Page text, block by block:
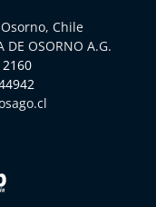
Chile
DE OSORNO A.G.